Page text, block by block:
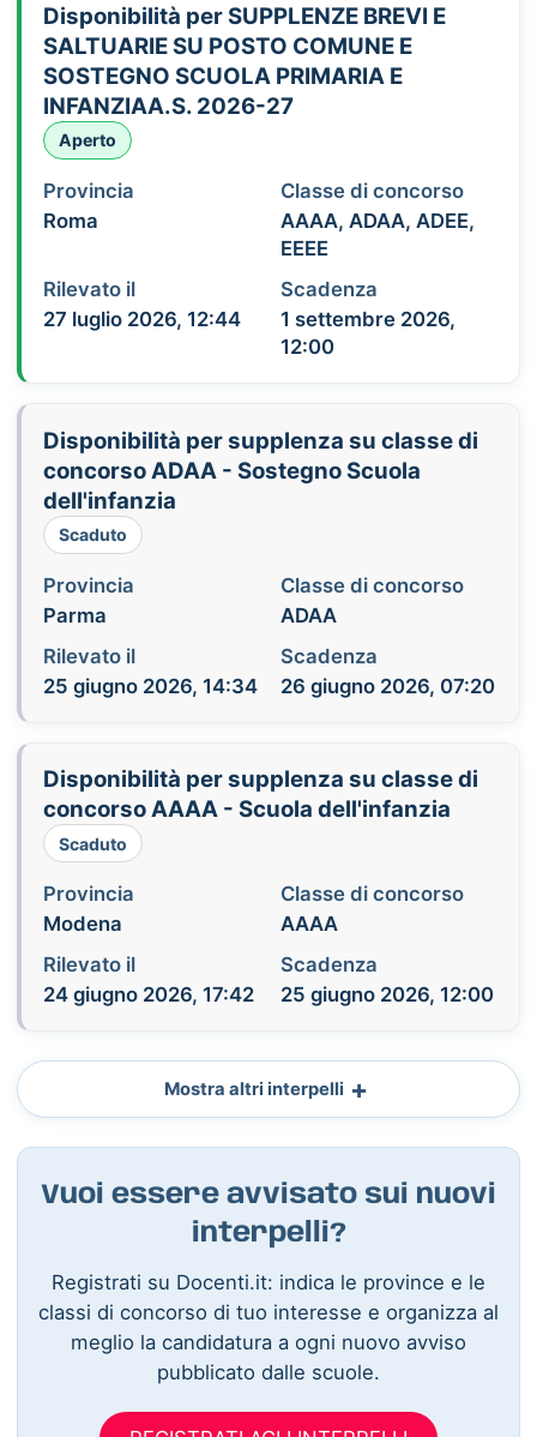
Disponibilità per SUPPLENZE BREVI E
SALTUARIE SU POSTO COMUNE E
SOSTEGNO SCUOLA PRIMARIA E
INFANZIAA.S. 2026-27
Aperto
Provincia
Roma
Classe di concorso
AAAA, ADAA, ADEE,
EEEE
Rilevato il
27 luglio 2026, 12:44
Scadenza
1 settembre 2026,
12:00
Disponibilità per supplenza su classe di
concorso ADAA - Sostegno Scuola
dell'infanzia
Scaduto
Provincia
Parma
Classe di concorso
ADAA
Rilevato il
25 giugno 2026, 14:34
Scadenza
26 giugno 2026, 07:20
Disponibilità per supplenza su classe di
concorso AAAA - Scuola dell'infanzia
Scaduto
Provincia
Modena
Classe di concorso
AAAA
Rilevato il
24 giugno 2026, 17:42
Scadenza
25 giugno 2026, 12:00
Mostra altri interpelli
Vuoi essere avvisato sui nuovi
interpelli?
Registrati su Docenti.it: indica le province e le
classi di concorso di tuo interesse e organizza al
meglio la candidatura a ogni nuovo avviso
pubblicato dalle scuole.